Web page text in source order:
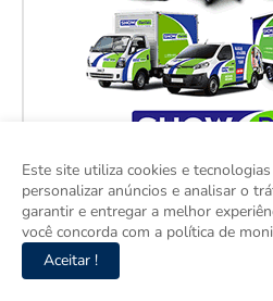
Este site utiliza cookies e
personalizar anúncios e analisar o
garantir e entregar a melhor
você concorda com a política de
Aceitar !